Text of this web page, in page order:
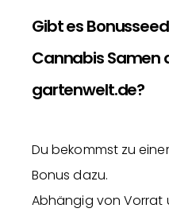
Gibt es
Cannabis Samen
gartenwelt.de?
Du bekommst zu
Bonus dazu.
Abhängig von Vorrat